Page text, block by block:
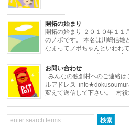
開拓の始まり
開拓の始まり ２０１０年１１
のノボです。 本名は川嶋信雄
なまってノボちゃんといわれ
お問い合わせ
みんなの独創村へのご連絡
ルアドレス
変えて送信して下さい。 村